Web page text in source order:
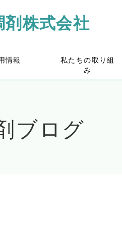
剤株式会社
情報
私たちの取り組
み
ブログ